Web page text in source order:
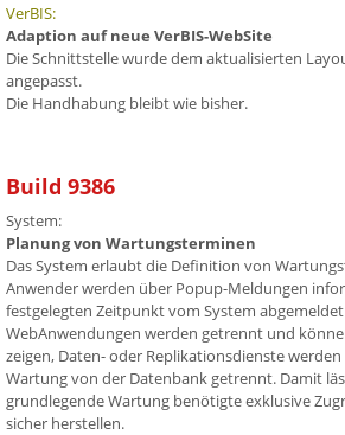
VerBIS:
Adaption auf neue VerBIS-WebSite
Die Schnittstelle wurde dem aktualisierten
angepasst.
Die Handhabung bleibt wie bisher.
Build 9386
System:
Planung von Wartungsterminen
Das System erlaubt die Definition von
Anwender werden über Popup-Meldungen
festgelegten Zeitpunkt vom System
WebAnwendungen werden getrennt und
zeigen, Daten- oder Replikationsdienste
Wartung von der Datenbank getrennt. Damit
grundlegende Wartung benötigte exklusive
sicher herstellen.